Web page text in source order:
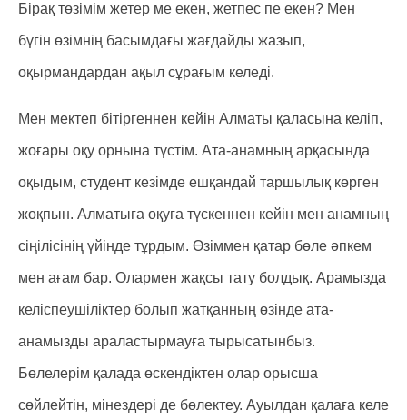
Бірақ төзімім жетер ме екен, жетпес пе екен? Мен
бүгін өзімнің басымдағы жағдайды жазып,
оқырмандардан ақыл сұрағым келеді.
Мен мектеп бітіргеннен кейін Алматы қаласына келіп,
жоғары оқу орнына түстім. Ата-анамның арқасында
оқыдым, студент кезімде ешқандай таршылық көрген
жоқпын. Алматыға оқуға түскеннен кейін мен анамның
сіңілісінің үйінде тұрдым. Өзіммен қатар бөле әпкем
мен ағам бар. Олармен жақсы тату болдық. Арамызда
келіспеушіліктер болып жатқанның өзінде ата-
анамызды араластырмауға тырысатынбыз.
Бөлелерім қалада өскендіктен олар орысша
сөйлейтін, мінездері де бөлектеу. Ауылдан қалаға келе